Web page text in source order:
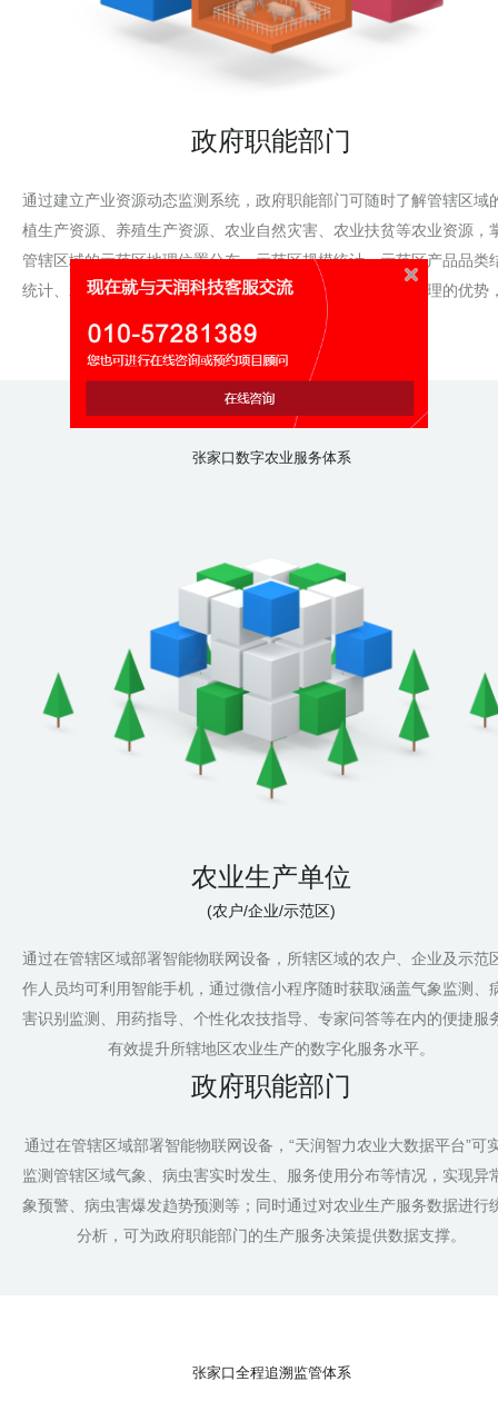
政府职能部门
通过建立产业资源动态监测系统，政府职能部门可随时了解管辖区域
植生产资源、养殖生产资源、农业自然灾害、农业扶贫等农业资源，
管辖区域的示范区地理位置分布、示范区规模统计、示范区产品品类
统计、示范区区域结构统计信息。以信息化促进农业资源管理的优势
动管理的科学化、规范化和精细化。
张家口数字农业服务体系
农业生产单位
(农户/企业/示范区)
通过在管辖区域部署智能物联网设备，所辖区域的农户、企业及示范
作人员均可利用智能手机，通过微信小程序随时获取涵盖气象监测、
害识别监测、用药指导、个性化农技指导、专家问答等在内的便捷服
有效提升所辖地区农业生产的数字化服务水平。
政府职能部门
通过在管辖区域部署智能物联网设备，“天润智力农业大数据平台”可
监测管辖区域气象、病虫害实时发生、服务使用分布等情况，实现异
象预警、病虫害爆发趋势预测等；同时通过对农业生产服务数据进行
分析，可为政府职能部门的生产服务决策提供数据支撑。
张家口全程追溯监管体系